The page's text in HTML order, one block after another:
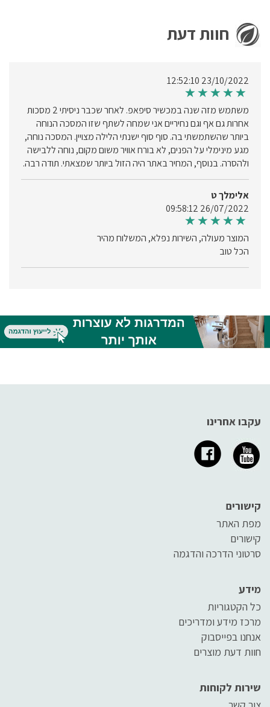
מרוכזים וכמובן פחות עצבניים
חוות דעת
23/10/2022 12:52:10
משתמש מזה שנה במכשיר סיפאפ. לאחר שכבר ניסיתי 2 מסכות
אחרות גם אף וגם נחיריים אני שמחה לשתף שזו המסכה הנוחה
ביותר שהשתמשתי בה. סוף סוף ישנתי הלילה מצויין. המסכה נוחה,
מגע מינימלי על הפנים, לא בורח אוויר משום מקום, נוחה ללבישה
ולהסרה. בנוסף, המחיר באתר היה הזול ביותר שמצאתי. תודה רבה.
אלימלך ט
26/07/2022 09:58:12
המוצר מעולה, השירות נפלא, המשלוח מהיר
הכל טוב
עקבו אחרינו
קישורים
מפת האתר
קישורים
סרטוני הדרכה והדגמה
מידע
כל הקטגוריות
מרכז מידע ומדריכים
אנחנו בפייסבוק
חוות דעת מוצרים
שירות לקוחות